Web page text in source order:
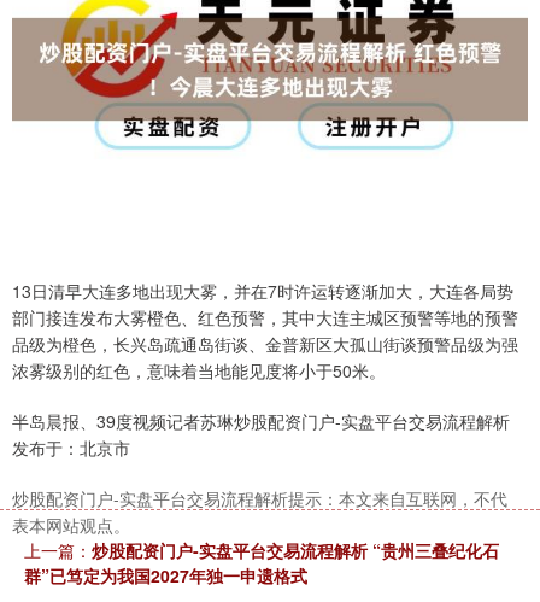
13日清早大连多地出现大雾，并在7时许运转逐渐加大，大连各局势
部门接连发布大雾橙色、红色预警，其中大连主城区预警等地的预警
品级为橙色，长兴岛疏通岛街谈、金普新区大孤山街谈预警品级为强
浓雾级别的红色，意味着当地能见度将小于50米。
半岛晨报、39度视频记者苏琳炒股配资门户-实盘平台交易流程解析
发布于：北京市
炒股配资门户-实盘平台交易流程解析提示：本文来自互联网，不代
表本网站观点。
上一篇： 炒股配资门户-实盘平台交易流程解析 “贵州三叠纪化石
群”已笃定为我国2027年独一申遗格式